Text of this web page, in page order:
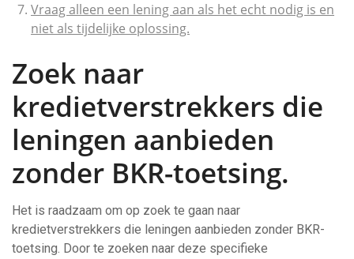
Vraag alleen een lening aan als het echt nodig is en
niet als tijdelijke oplossing.
Zoek naar
kredietverstrekkers die
leningen aanbieden
zonder BKR-toetsing.
Het is raadzaam om op zoek te gaan naar
kredietverstrekkers die leningen aanbieden zonder BKR-
toetsing. Door te zoeken naar deze specifieke